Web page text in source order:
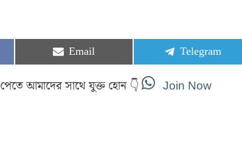
Share
on
Email Share
on
Telegram
আমাদের সাথে যুক্ত হোন 👇 Join Now